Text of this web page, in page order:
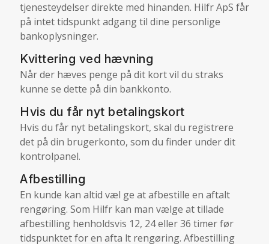
tjenesteydelser direkte med hinanden. Hilfr ApS får
på intet tidspunkt adgang til dine personlige
bankoplysninger.
Kvittering ved hævning
Når der hæves penge på dit kort vil du straks
kunne se dette på din bankkonto.
Hvis du får nyt betalingskort
Hvis du får nyt betalingskort, skal du registrere
det på din brugerkonto, som du finder under dit
kontrolpanel.
Afbestilling
En kunde kan altid væl ge at afbestille en aftalt
rengøring. Som Hilfr kan man vælge at tillade
afbestilling henholdsvis 12, 24 eller 36 timer før
tidspunktet for en afta lt rengøring. Afbestilling